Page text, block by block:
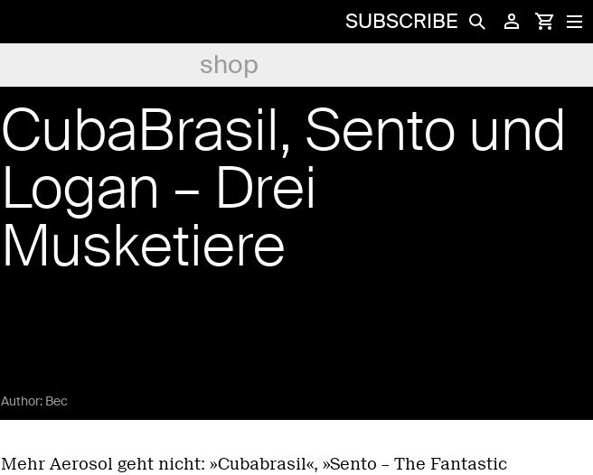
SUBSCRIBE
shop
CubaBrasil, Sento und
Logan – Drei
Musketiere
Author: Bec
Mehr Aerosol geht nicht: »Cubabrasil«, »Sento – The Fantastic